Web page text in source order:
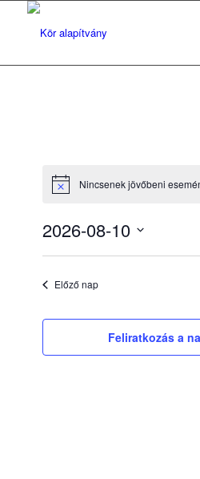
Notice Nincsenek jövőbeni
2026-08-10
Előző nap
Feliratkozás a